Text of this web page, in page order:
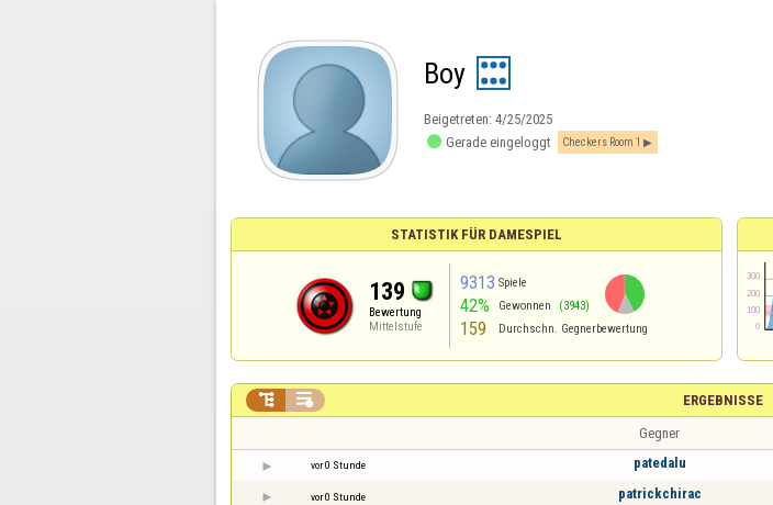
Boy
Beigetreten: 4/25/2025
 Gerade eingeloggt Checkers Room 1
STATISTIK FÜR DAMESPIEL
139
Bewertung
Mittelstufe
9313 Spiele
42% Gewonnen (3943)
159 Durchschn. Gegnerbewertung
ERGEBNISSE
 
Gegner
vor 0 Stunde patedalu
vor 0 Stunde patrickchirac